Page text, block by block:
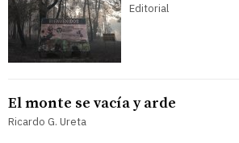
Editorial
El monte se vacía y arde
Ricardo G. Ureta